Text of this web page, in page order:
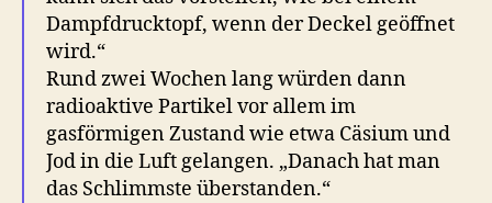
Dampfdrucktopf, wenn der Deckel geöffnet
wird.“
Rund zwei Wochen lang würden dann
radioaktive Partikel vor allem im
gasförmigen Zustand wie etwa Cäsium und
Jod in die Luft gelangen. „Danach hat man
das Schlimmste überstanden.“